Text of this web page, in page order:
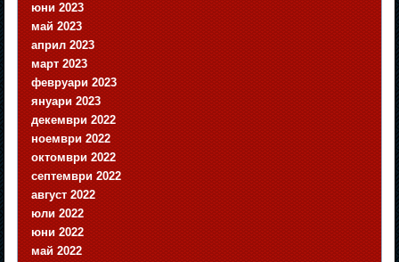
юни 2023
май 2023
април 2023
март 2023
февруари 2023
януари 2023
декември 2022
ноември 2022
октомври 2022
септември 2022
август 2022
юли 2022
юни 2022
май 2022